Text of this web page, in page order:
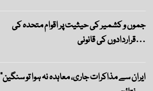
جموں و کشمیر کی حیثیت پر اقوام متحدہ کی
قراردادوں کی قانونی…
“ایران سے مذاکرات جاری، معاہدہ نہ ہوا تو سنگین